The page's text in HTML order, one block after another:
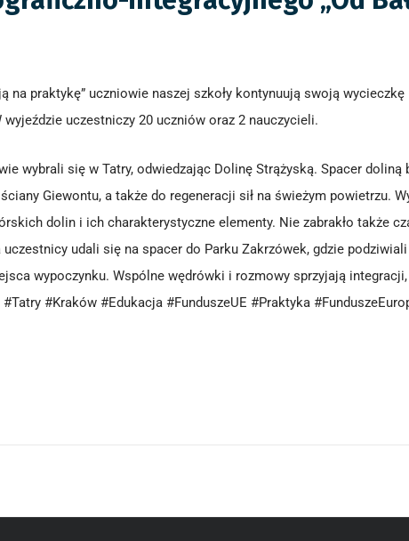
na praktykę” uczniowie naszej szkoły kontynuują swoją wycieczkę
wyjeździe uczestniczy 20 uczniów oraz 2 nauczycieli.
wybrali się w Tatry, odwiedzając Dolinę Strążyską. Spacer doliną
Giewontu, a także do regeneracji sił na świeżym powietrzu.
dolin i ich charakterystyczne elementy. Nie zabrakło także
udali się na spacer do Parku Zakrzówek, gdzie podziwiali
wypoczynku. Wspólne wędrówki i rozmowy sprzyjają
#Kraków #Edukacja #FunduszeUE #Praktyka